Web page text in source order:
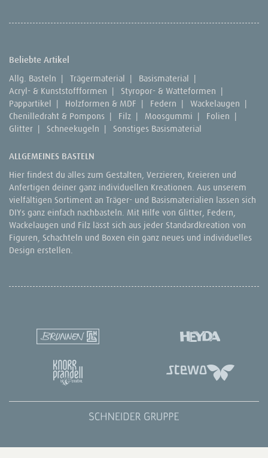
Beliebte Artikel
Allg. Basteln | Trägermaterial | Basismaterial |
Acryl- & Kunststoffformen | Styropor- & Watteformen |
Pappartikel | Holzformen & MDF | Federn | Wackelaugen |
Chenilledraht & Pompons | Filz | Moosgummi | Folien |
Glitter | Schneekugeln | Sonstiges Basismaterial
ALLGEMEINES BASTELN
Hier findest du alles zum Gestalten, Verzieren, Kreieren und
Anfertigen deiner ganz individuellen Kreationen. Aus unserem
vielfältigen Sortiment an Träger- und Basismaterialien lassen sich
DIYs ganz einfach nachbasteln. Mit Hilfe von Glitter, Federn,
Wackelaugen und Filz lässt sich aus jeder Standardkreation von
Figuren, Schachteln und Boxen ein ganz neues und individuelles
Design erstellen.